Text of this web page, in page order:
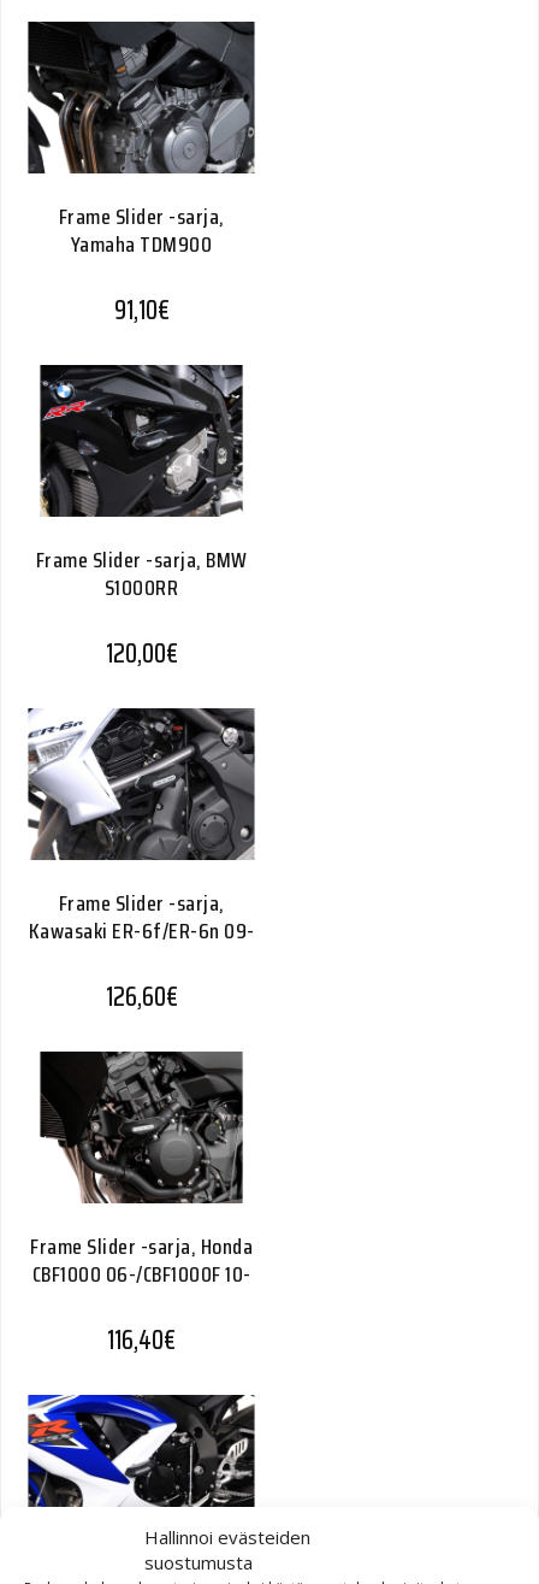
Hallinnoi evästeiden
suostumusta
Frame Slider -sarja,
Yamaha TDM900
91,10€
Frame Slider -sarja, BMW
S1000RR
120,00€
Frame Slider -sarja,
Kawasaki ER-6f/ER-6n 09-
126,60€
Frame Slider -sarja, Honda
CBF1000 06-/CBF1000F 10-
116,40€